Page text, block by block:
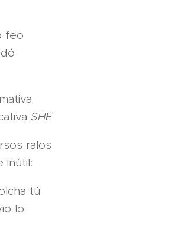
feo
SHE
ralos
inútil:
tú
lo